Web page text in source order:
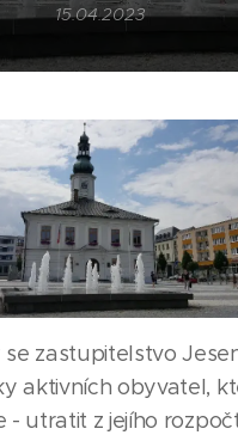
15.04.2023
zastupitelstvo
aktivních obyvatel,
- utratit z jejího